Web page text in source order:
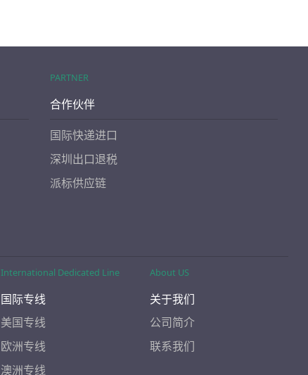
PARTNER
合作伙伴
国际快递进口
深圳出口退税
派标供应链
International Dedicated Line
国际专线
美国专线
欧洲专线
澳洲专线
About US
关于我们
公司简介
联系我们